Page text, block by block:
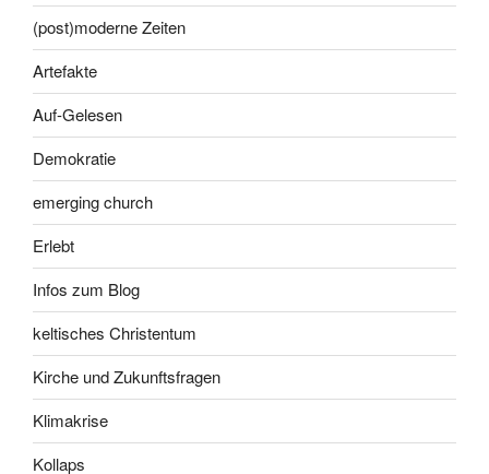
(post)moderne Zeiten
Artefakte
Auf-Gelesen
Demokratie
emerging church
Erlebt
Infos zum Blog
keltisches Christentum
Kirche und Zukunftsfragen
Klimakrise
Kollaps